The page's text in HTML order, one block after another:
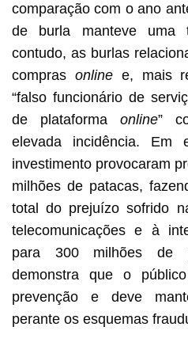
comparação com o ano
de burla manteve uma
contudo, as burlas
compras onlinee, mais
“falso funcionário de
de plataforma online”
elevada incidência. Em
investimento provocaram
milhões de patacas,
total do prejuízo sofrido
telecomunicações e à
para 300 milhões de
demonstra que o
prevenção e deve
perante os esquemas